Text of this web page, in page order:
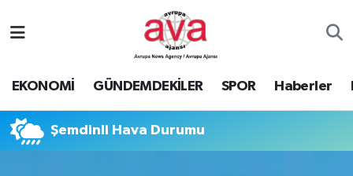
EKONOMİ GÜNDEMDEKİLER SPOR Haberler
Şemdinli Hava Durumu
Nöbetçi Eczaneler
Namaz Vakitleri